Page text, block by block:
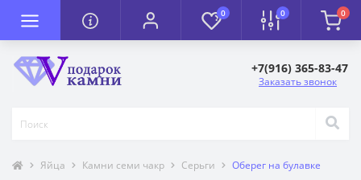
0 0 0
+7(916) 365-83-47
Заказать звонок
Яйца Камни семи чакр Серьги Оберег на булавке